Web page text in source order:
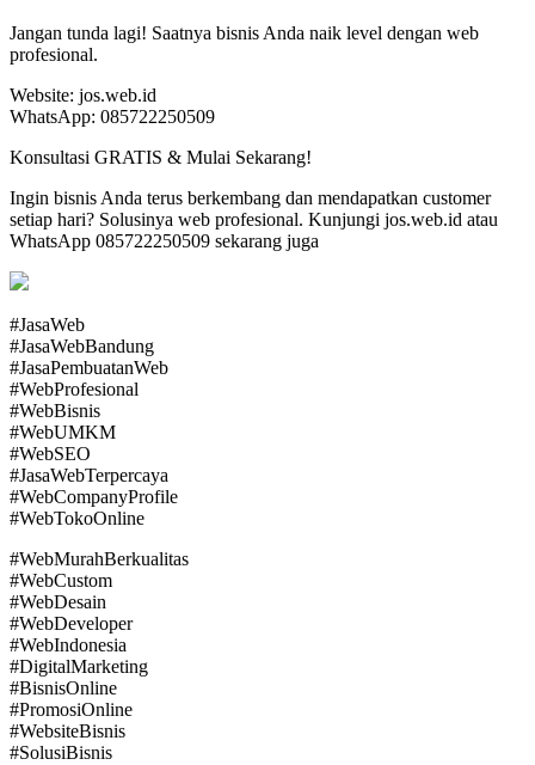
Jangan tunda lagi! Saatnya bisnis Anda naik level dengan web
profesional.
Website: jos.web.id
WhatsApp: 085722250509
Konsultasi GRATIS & Mulai Sekarang!
Ingin bisnis Anda terus berkembang dan mendapatkan customer
setiap hari? Solusinya web profesional. Kunjungi jos.web.id atau
WhatsApp 085722250509 sekarang juga
#JasaWeb
#JasaWebBandung
#JasaPembuatanWeb
#WebProfesional
#WebBisnis
#WebUMKM
#WebSEO
#JasaWebTerpercaya
#WebCompanyProfile
#WebTokoOnline
#WebMurahBerkualitas
#WebCustom
#WebDesain
#WebDeveloper
#WebIndonesia
#DigitalMarketing
#BisnisOnline
#PromosiOnline
#WebsiteBisnis
#SolusiBisnis